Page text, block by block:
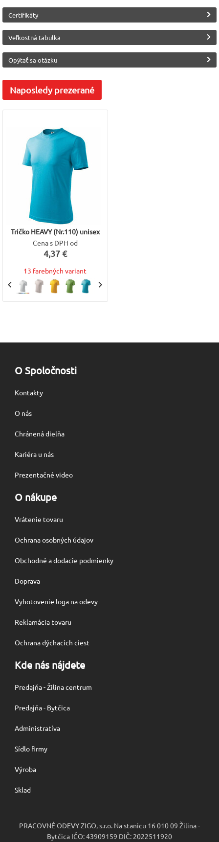
Certifikáty
Veľkostná tabulka
Opýtať sa otázku
Naposledyprezerané
Tričko HEAVY (Nr.110) unisex
Cena s DPH od
4,37 €
13 farebných variant
O Spoločnosti
Kontakty
O nás
Chránená dielňa
Kariéra u nás
Prezentačné video
O nákupe
Vrátenie tovaru
Ochrana osobných údajov
Obchodné a dodacie podmienky
Doprava
Vyhotovenie loga na odevy
Reklamácia tovaru
Ochrana dýchacích ciest
Kde nás nájdete
Predajňa - Žilina centrum
Predajňa - Bytčica
Administratíva
Sídlo firmy
Výroba
Sklad
PRACOVNÉ ODEVY ZIGO, s.r.o. Na stanicu 16 010 09 Žilina -
Bytčica IČO: 43909159 DIČ: 2022511920